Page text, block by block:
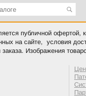
публичной
на сайте, условия
Изображения